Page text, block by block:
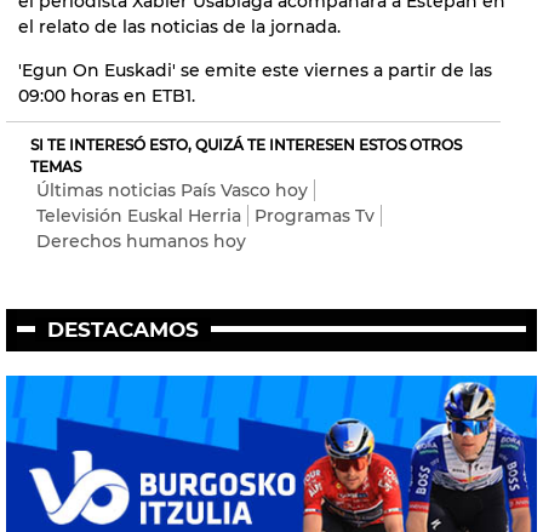
el relato de las noticias de la jornada.
'Egun On Euskadi' se emite este viernes a partir de las
09:00 horas en ETB1.
SI TE INTERESÓ ESTO, QUIZÁ TE INTERESEN ESTOS OTROS
TEMAS
Últimas noticias País Vasco hoy
Televisión Euskal Herria
Programas Tv
Derechos humanos hoy
DESTACAMOS